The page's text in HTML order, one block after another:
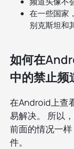
在一些国家
别克斯坦和
如何在
中的禁止频
在Android上查
易解决。 所以
前面的情况一
件。